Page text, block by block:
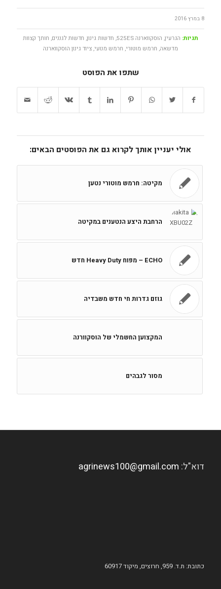
8 במרץ 2016
תגיות: הגרעין, הוסקווארנה 525ES , חדשות גינון, חדשות לגננים, חותך קצוות
מדשאה, חרמש מוטורי, חרמש מנועי,ציוד גינון הוסקווארנה
שתפו את הפוסט
אולי יעניין אותך לקרוא גם את הפוסטים הבאים:
מקיטה: חרמש מוטורי נטען
הרחבת היצע הנטענים במקיטה
ECHO – מפוח Heavy Duty חדש
גוזם גדרות חי חדש משבדיה
המקצוען החשמלי של הוסקוורנה
מסור לגבהים
דוא"ל: agrinews100@gmail.com
כתובת: ת.ד. 959, חרוצים, מיקוד 60917